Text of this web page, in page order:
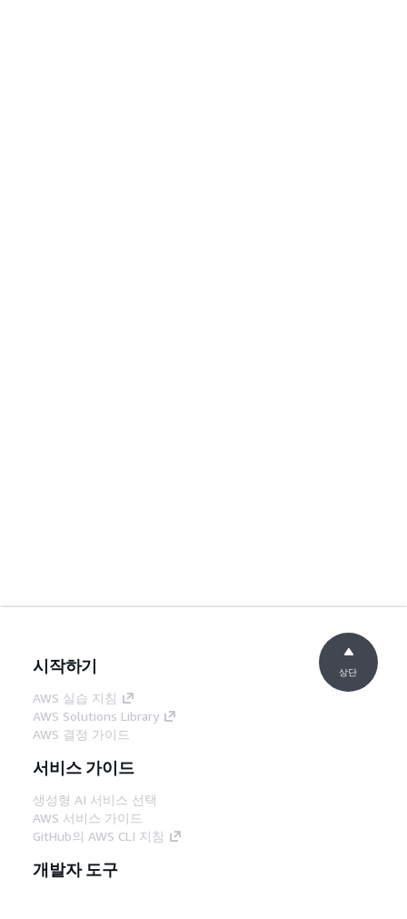
시작하기
AWS 실습 지침
AWS Solutions Library
AWS 결정 가이드
서비스 가이드
생성형 AI 서비스 선택
AWS 서비스 가이드
GitHub의 AWS CLI 지침
개발자 도구
상단